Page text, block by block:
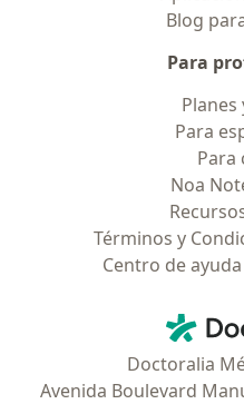
Blog
Para
Planes
Para
Para
Noa
Términos y
Centro de
Doctoralia
Avenida Boulevard